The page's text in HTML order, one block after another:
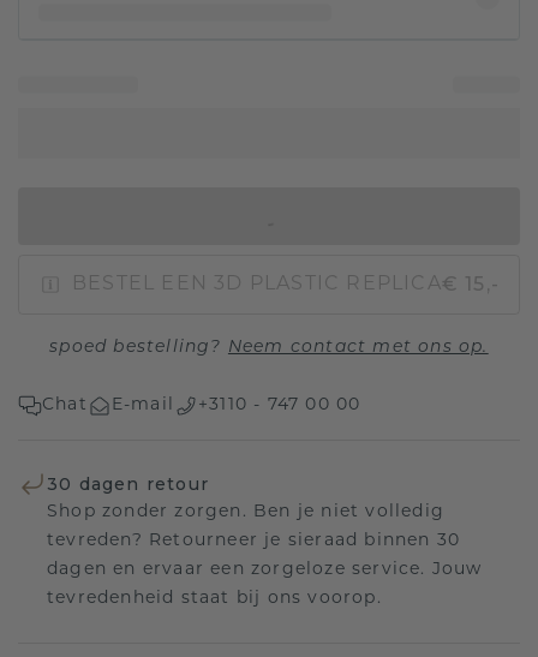
BESTEL EEN 3D PLASTIC REPLICA€ 15,-
spoed bestelling? Neem contact met ons op.
Chat E-mail +3110 - 747 00 00
30 dagen retour
Shop zonder zorgen. Ben je niet volledig
tevreden? Retourneer je sieraad binnen 30
dagen en ervaar een zorgeloze service. Jouw
tevredenheid staat bij ons voorop.